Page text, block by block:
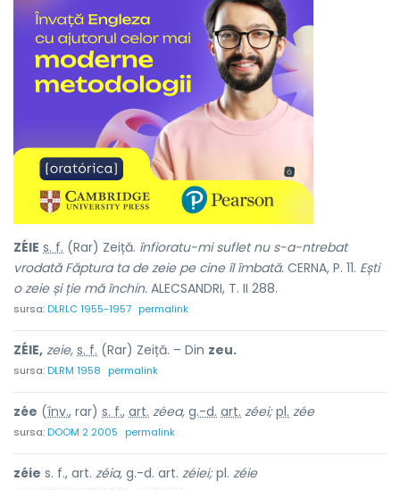
ZÉIE s. f. (Rar) Zeiță. înfioratu-mi suflet nu s-a-ntrebat
vrodată Făptura ta de zeie pe cine îl îmbată. CERNA, P. 11. Ești
o zeie și ție mă închin. ALECSANDRI, T. II 288.
sursa:DLRLC 1955-1957 permalink
ZÉIE, zeie, s. f. (Rar) Zeiță. – Din zeu.
sursa:DLRM 1958 permalink
zée (înv., rar) s. f., art. zéea, g.-d. art. zéei; pl. zée
sursa:DOOM 2 2005 permalink
zéie s. f., art. zéia, g.-d. art. zéiei;pl. zéie